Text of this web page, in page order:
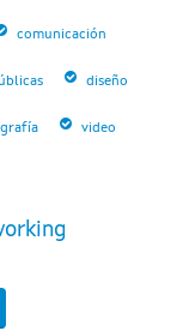
comunicación
diseño
video